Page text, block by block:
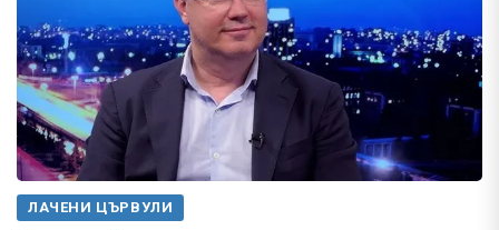
ЛАЧЕНИ ЦЪРВУЛИ